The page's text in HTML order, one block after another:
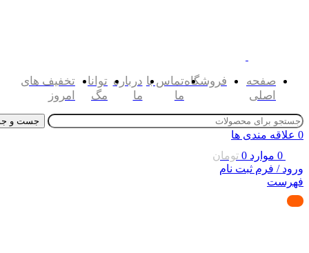
صفحه
اصلی
فروشگاهتماس با
ما
درباره
ما
توانا
مگ
تخفیف های
امروز
جست و
0 علاقه مندی ها
0 موارد 0 تومان
ورود / فرم ثبت نام
فهرست